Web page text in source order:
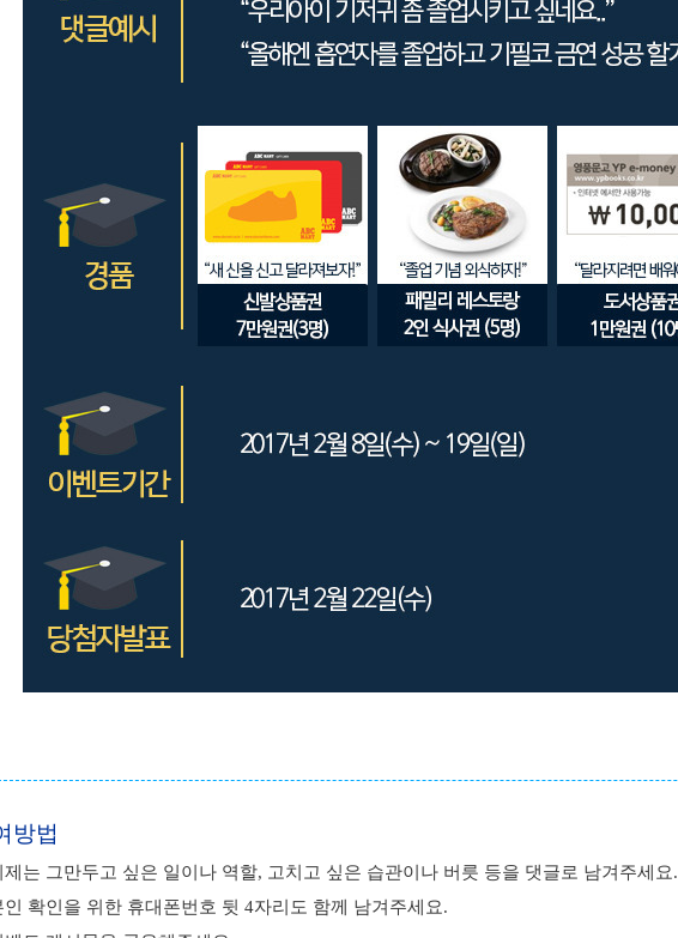
방법
제는 그만두고 싶은 일이나 역할, 고치고 싶은 습관이나 버릇 등을 댓글로 남겨주세요.
인 확인을 위한 휴대폰번호 뒷 4자리도 함께 남겨주세요.